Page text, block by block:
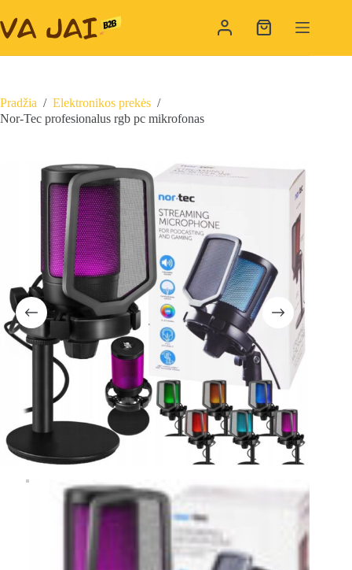
to
content
Shopping
Pradžia / Elektronikos prekės /
Nor-Tec profesionalus rgb pc mikrofonas